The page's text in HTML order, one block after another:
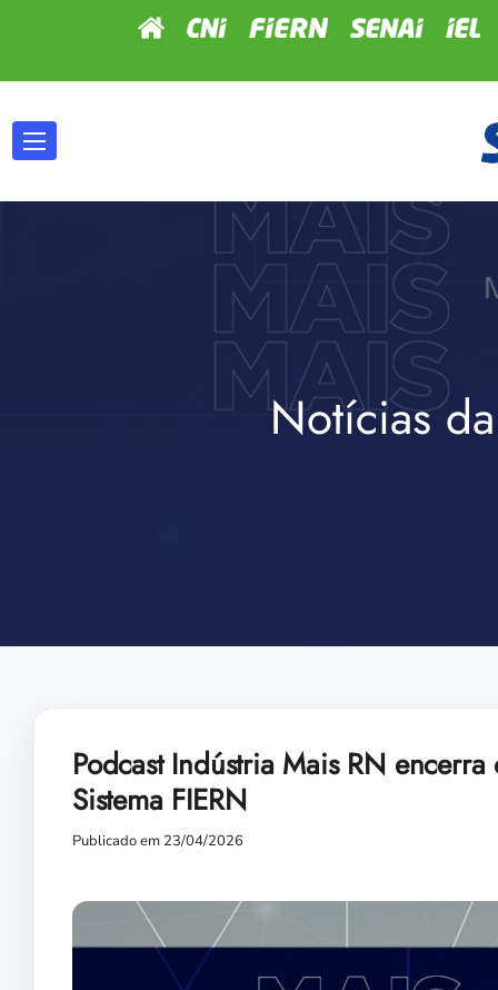
Notícias
Podcast Indústria Mais RN
Sistema FIERN
Publicado em 23/04/2026